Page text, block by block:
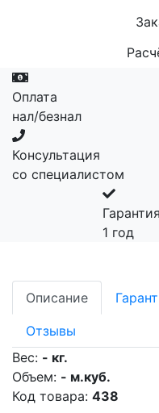
Оплата
нал/безнал
Консультация
со специалистом
Гарантия
1 год
Описание
Отзывы
Вес: - кг.
Объем: - м.куб.
Код товара: 438